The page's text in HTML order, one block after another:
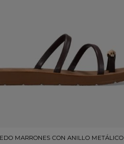
MARRONES CON ANILLO METÁLICO